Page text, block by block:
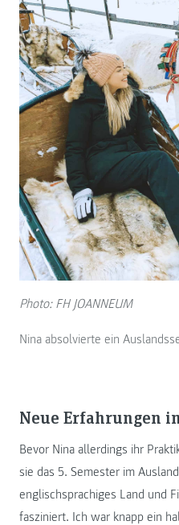
Photo: FH JOANNEUM
Nina absolvierte ein
Neue Erfahrungen
Bevor Nina allerdings ihr
sie das 5. Semester im
englischsprachiges Land und
fasziniert. Ich war knapp ein